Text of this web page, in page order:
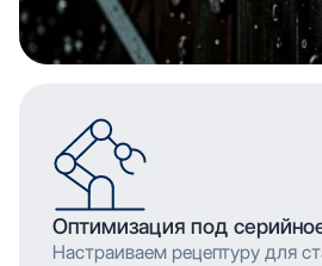
Оптимизация под
Настраиваем рецептуру для